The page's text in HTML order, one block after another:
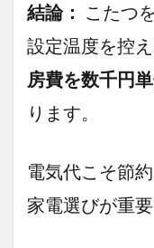
ーター
の種類
で選ぶ
（ここ
が重
要！）
2.2
年の
デザ
イン
トレ
結論： こたつ
設定温度を控
房費を数千円
ります。
電気代こそ節
家電選びが重要